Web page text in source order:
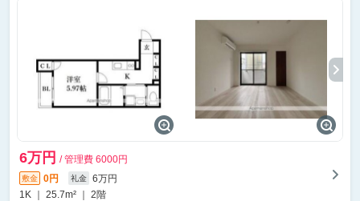
6万円 / 管理費 6000円
敷金 0円 礼金
6万円
1K ｜ 25.7m² ｜ 2階